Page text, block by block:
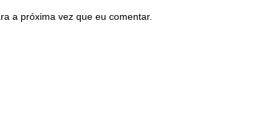
a próxima vez que eu comentar.